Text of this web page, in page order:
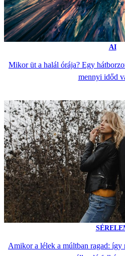
AI
Mikor üt a halál órája? Egy
mennyi időd
Amikor a lélek a múltban ragad: így